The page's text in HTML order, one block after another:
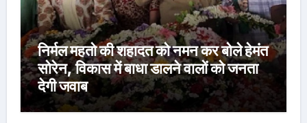
निर्मल महतो की शहादत को नमन कर बोले हेमंत
सोरेन, विकास में बाधा डालने वालों को जनता
देगी जवाब